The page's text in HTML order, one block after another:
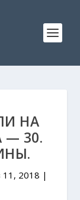
НА
30.
11, 2018 |